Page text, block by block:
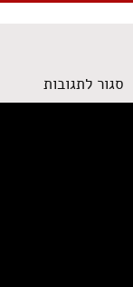
סגור לתגובותעל
הפגנה